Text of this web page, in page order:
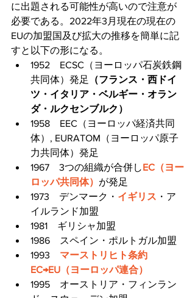
に出題される可能性が高いので注意が
必要である。2022年3月現在の現在の
EUの加盟国及び拡大の推移を簡単に記
すと以下の形になる。
1952　ECSC（ヨーロッパ石炭鉄鋼
共同体）発足
（フランス・西ドイ
ツ・イタリア・ベルギー・オラン
ダ・ルクセンブルク）
1958　EEC（ヨーロッパ経済共同
体）, EURATOM（ヨーロッパ原子
力共同体）発足
1967　3つの組織が合併しEC（ヨー
ロッパ共同体） が発足
1973　デンマーク・ イギリス ・ア
イルランド加盟
1981　ギリシャ加盟
1986　スペイン・ポルトガル加盟
1993 マーストリヒト条約
EC→EU（ヨーロッパ連合）
1995　オーストリア・フィンラン